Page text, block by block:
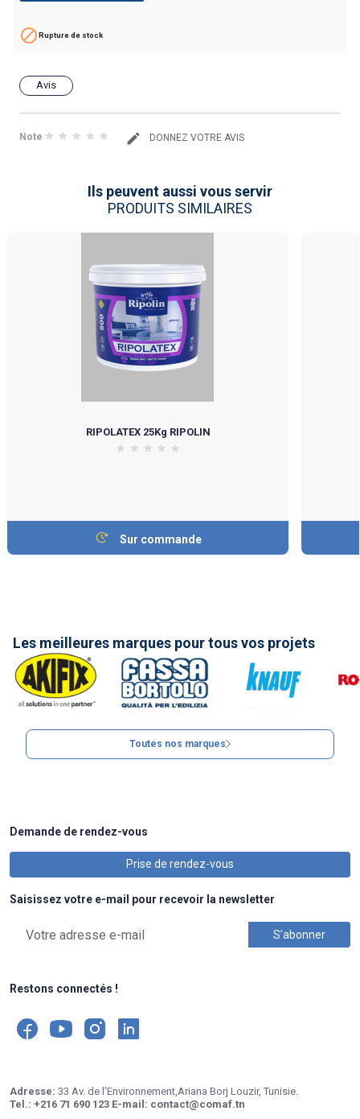
Rupture de stock
Avis
Note DONNEZ VOTRE AVIS
Ils peuvent aussi vous servir
PRODUITS SIMILAIRES
RIPOLATEX 25Kg RIPOLIN
Sur commande
Les meilleures marques pour tous vos projets
Toutes nos marques
Demande de rendez-vous
Prise de rendez-vous
Saisissez votre e-mail pour recevoir la newsletter
Restons connectés !
Adresse: 33 Av. de l'Environnement,Ariana Borj Louzir, Tunisie.
Tel.: +216 71 690 123 E-mail: contact@comaf.tn